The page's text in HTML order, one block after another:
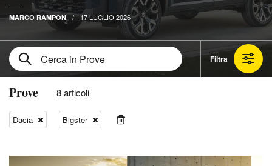
MARCO RAMPON 17 LUGLIO 2026
Filtra
Prove 8 articoli
Dacia Bigster